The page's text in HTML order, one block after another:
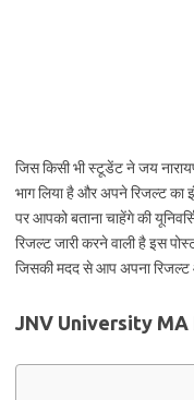
जिस किसी भी स्टूडेंट ने जय
भाग लिया है और अपने रिजल्ट का
पर आपको बताना चाहेंगे की
रिजल्ट जारी करने वाली है इस
जिसकी मदद से आप अपना
JNV University MA